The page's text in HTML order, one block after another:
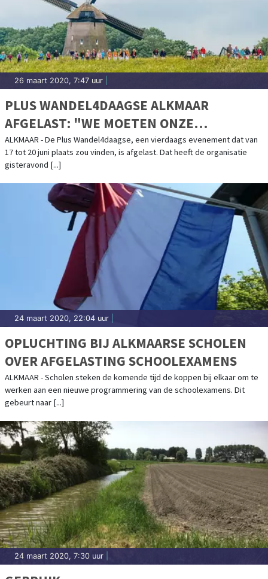
26 maart 2020, 7:47 uur
PLUS WANDEL4DAAGSE ALKMAAR
AFGELAST: "WE MOETEN ONZE
VERANTWOORDELIJKHEID BLIJVEN
NEMEN"
ALKMAAR - De Plus Wandel4daagse, een vierdaags evenement dat van
17 tot 20 juni plaats zou vinden, is afgelast. Dat heeft de organisatie
gisteravond [...]
24 maart 2020, 22:04 uur
OPLUCHTING BIJ ALKMAARSE SCHOLEN
OVER AFGELASTING SCHOOLEXAMENS
ALKMAAR - Scholen steken de komende tijd de koppen bij elkaar om te
werken aan een nieuwe programmering van de schoolexamens. Dit
gebeurt naar [...]
24 maart 2020, 7:30 uur